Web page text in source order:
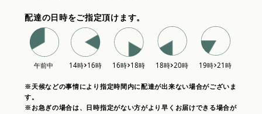
配達の日時をご指定頂けます。
※天候などの事情により指定時間内に配達が出来ない場合がございま
す。
※お急ぎの場合は、日時指定がない方がより早くお届けできる場合が